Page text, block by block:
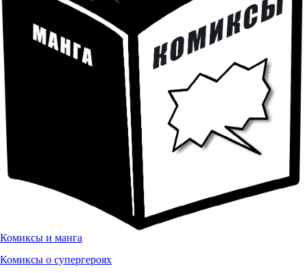
Комиксы и манга
Комиксы о супергероях